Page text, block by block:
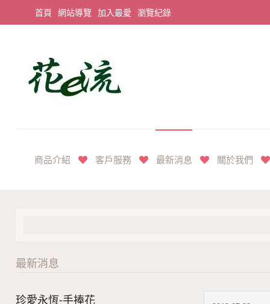
首頁 網站導覽 加入最愛 瀏覽紀錄
商品介紹 客戶服務 最新消息 關於我們
最新消息
珍愛永恆-手捧花